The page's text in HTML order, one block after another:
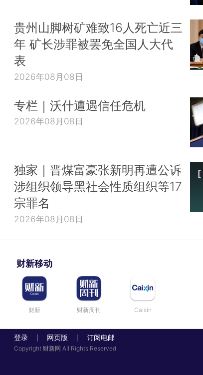
贵州山脚树矿难致16人死亡近三
年 矿长涉罪被罢免全国人大代
表
2026年08月08日
专栏｜沃什遭遇信任危机
2026年08月08日
独家｜晋煤富豪张新明再遭公诉
涉组织领导黑社会性质组织等17
宗罪名
2026年08月08日
财新移动
财新 财新周刊 Caixin
登录 网页版 订阅电邮
Copyright 财新网 All Rights Reserved